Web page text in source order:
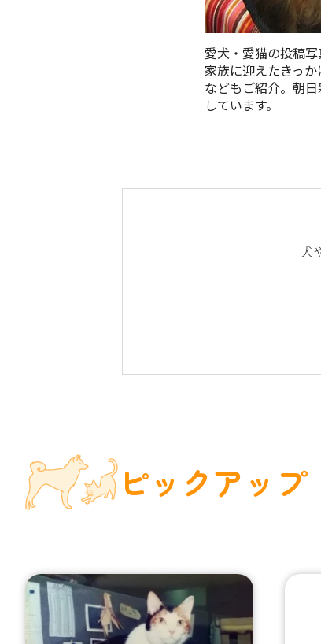
愛犬・愛猫の投稿写
家族に迎えたきっ
などもご紹介。朝
しています。
犬
ピックアップ